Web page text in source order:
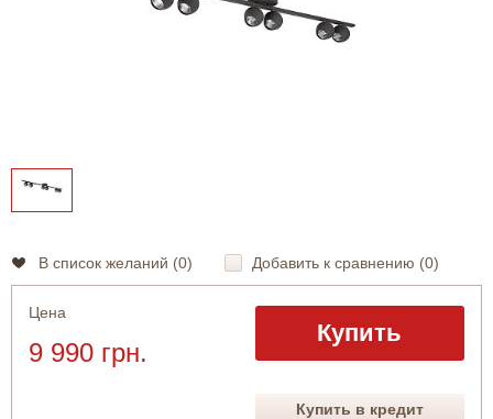
В список желаний (0) Добавить к сравнению (0)
Цена
9 990 грн.
Купить
Купить в кредит